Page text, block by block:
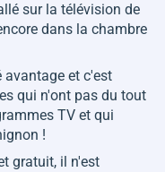
sur la télévision de
dans la chambre
avantage et c'est
qui n'ont pas du tout
TV et qui
!
gratuit, il n'est